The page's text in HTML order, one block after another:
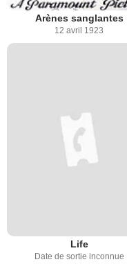
Arènes sanglantes
12 avril 1923
Life
Date de sortie inconnue